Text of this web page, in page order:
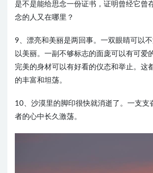
是不是能给思念一份证书，证明曾经它曾
念的人又在哪里？
9、漂亮和美丽是两回事。一双眼睛可以不
以美丽。一副不够标志的面庞可以有可爱
完美的身材可以有好看的仪态和举止。这
的丰富和坦荡。
10、沙漠里的脚印很快就消逝了。一支支
者的心中长久激荡。